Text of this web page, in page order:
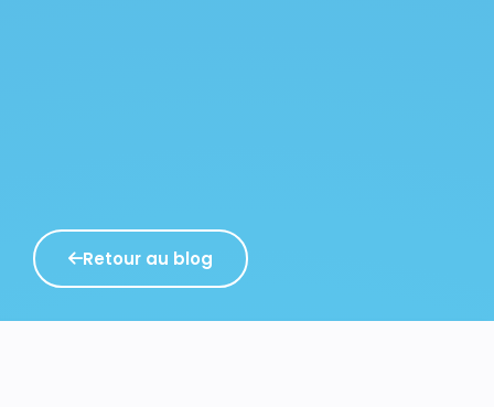
Retour au blog